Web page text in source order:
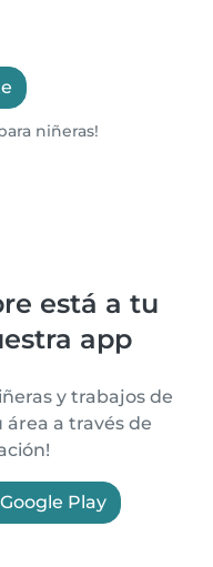
niñeras!
está a tu
app
y trabajos de
área a través de
Google Play